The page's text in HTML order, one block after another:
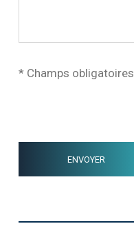
* Champs obligatoires